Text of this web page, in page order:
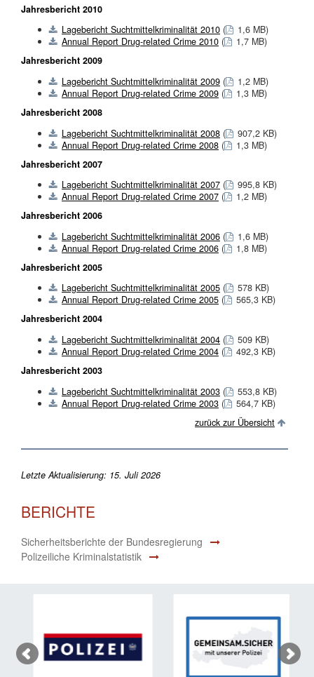
Jahresbericht 2010
Lagebericht Suchtmittelkriminalität 2010 (
1,6 MB)
Annual Report Drug-related Crime 2010 (
1,7 MB)
Jahresbericht 2009
Lagebericht Suchtmittelkriminalität 2009 (
1,2 MB)
Annual Report Drug-related Crime 2009 (
1,3 MB)
Jahresbericht 2008
Lagebericht Suchtmittelkriminalität 2008 (
907,2 KB)
Annual Report Drug-related Crime 2008 (
1,3 MB)
Jahresbericht 2007
Lagebericht Suchtmittelkriminalität 2007 (
995,8 KB)
Annual Report Drug-related Crime 2007 (
1,2 MB)
Jahresbericht 2006
Lagebericht Suchtmittelkriminalität 2006 (
1,6 MB)
Annual Report Drug-related Crime 2006 (
1,8 MB)
Jahresbericht 2005
Lagebericht Suchtmittelkriminalität 2005 (
578 KB)
Annual Report Drug-related Crime 2005 (
565,3 KB)
Jahresbericht 2004
Lagebericht Suchtmittelkriminalität 2004 (
509 KB)
Annual Report Drug-related Crime 2004 (
492,3 KB)
Jahresbericht 2003
Lagebericht Suchtmittelkriminalität 2003 (
553,8 KB)
Annual Report Drug-related Crime 2003 (
564,7 KB)
zurück zur Übersicht
Letzte Aktualisierung: 15. Juli 2026
BERICHTE
Sicherheitsberichte der Bundesregierung
Polizeiliche Kriminalstatistik